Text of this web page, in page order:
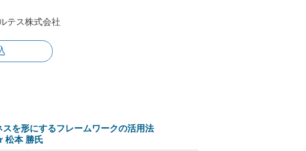
テス株式会社
を形にするフレームワークの活用法
松本 勝氏